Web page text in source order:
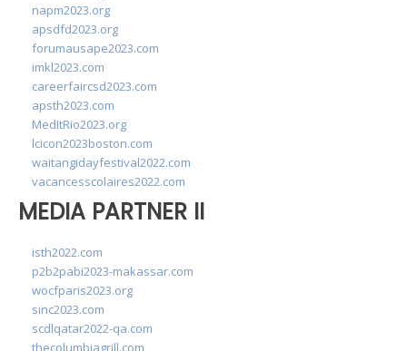
napm2023.org
apsdfd2023.org
forumausape2023.com
imkl2023.com
careerfaircsd2023.com
apsth2023.com
MedItRio2023.org
lcicon2023boston.com
waitangidayfestival2022.com
vacancesscolaires2022.com
MEDIA PARTNER II
isth2022.com
p2b2pabi2023-makassar.com
wocfparis2023.org
sinc2023.com
scdlqatar2022-qa.com
thecolumbiagrill.com